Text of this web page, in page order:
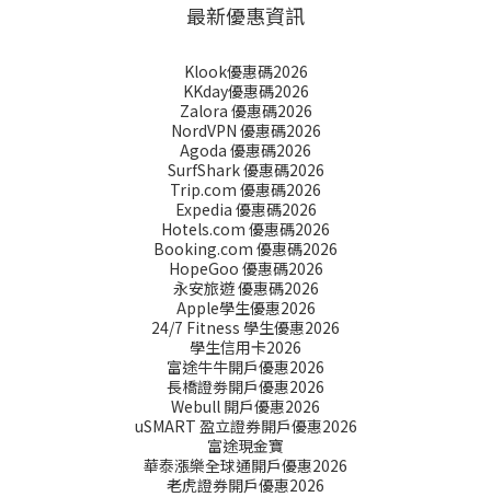
最新優惠資訊
Klook優惠碼2026
KKday優惠碼2026
Zalora 優惠碼2026
NordVPN 優惠碼2026
Agoda 優惠碼2026
SurfShark 優惠碼2026
Trip.com 優惠碼2026
Expedia 優惠碼2026
Hotels.com 優惠碼2026
Booking.com 優惠碼2026
HopeGoo 優惠碼2026
永安旅遊 優惠碼2026
Apple學生優惠2026
24/7 Fitness 學生優惠2026
學生信用卡2026
富途牛牛開戶優惠2026
長橋證劵開戶優惠2026
Webull 開戶優惠2026
uSMART 盈立證券開戶優惠2026
富途現金寶
華泰漲樂全球通開戶優惠2026
老虎證券開戶優惠2026